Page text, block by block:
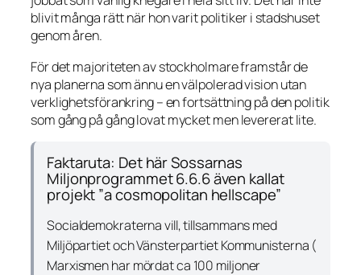
blivit många rätt när hon varit politiker i stadshuset
genom åren.
För det majoriteten av stockholmare framstår de
nya planerna som ännu en välpolerad vision utan
verklighetsförankring – en fortsättning på den politik
som gång på gång lovat mycket men levererat lite.
Faktaruta: Det här Sossarnas
Miljonprogrammet 6.6.6 även kallat
projekt ”a cosmopolitan hellscape”
Socialdemokraterna vill, tillsammans med
Miljöpartiet och Vänsterpartiet Kommunisterna (
Marxismen har mördat ca 100 miljoner